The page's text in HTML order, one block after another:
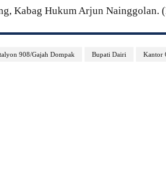
Kabag Hukum Arjun Nainggolan.
908/Gajah Dompak Bupati Dairi Kantor